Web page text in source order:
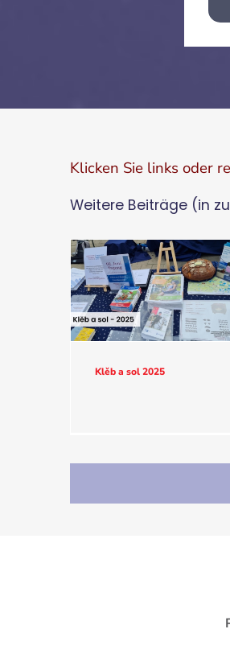
Klicken Sie links oder
Weitere Beiträge (in
Klěb a sol 2025